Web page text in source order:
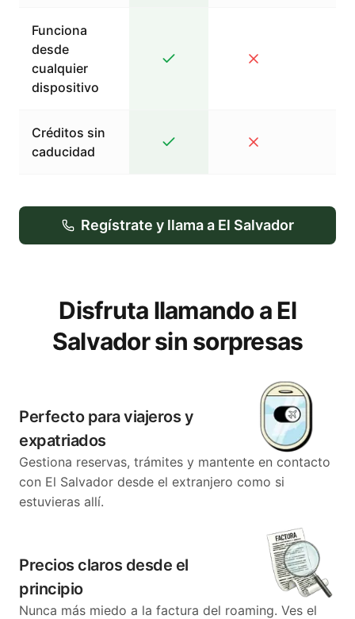
Funciona
desde
cualquier
dispositivo
Créditos sin
caducidad
Regístrate y llama a El Salvador
Disfruta llamando a El
Salvador sin sorpresas
Perfecto para viajeros y
expatriados
Gestiona reservas, trámites y mantente en contacto
con El Salvador desde el extranjero como si
estuvieras allí.
Precios claros desde el
principio
Nunca más miedo a la factura del roaming. Ves el